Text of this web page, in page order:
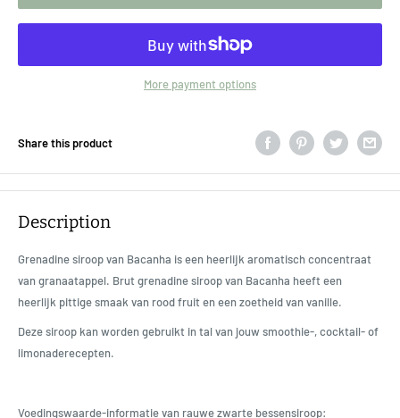
More payment options
Share this product
Description
Grenadine siroop van Bacanha is een heerlijk aromatisch concentraat
van granaatappel. Brutgrenadine siroop van Bacanha heeft een
heerlijk pittige smaak van rood fruit en een zoetheid van vanille.
Deze siroop kan worden gebruikt in tal van jouw smoothie-, cocktail- of
limonaderecepten.
Voedingswaarde-informatie van rauwe zwarte bessensiroop: